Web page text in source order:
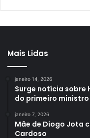
Mais Lidas
janeiro 14, 2026
Surge notícia sobre
do primeiro ministro
janeiro 7, 2026
Mãe de Diogo Jota
Cardoso